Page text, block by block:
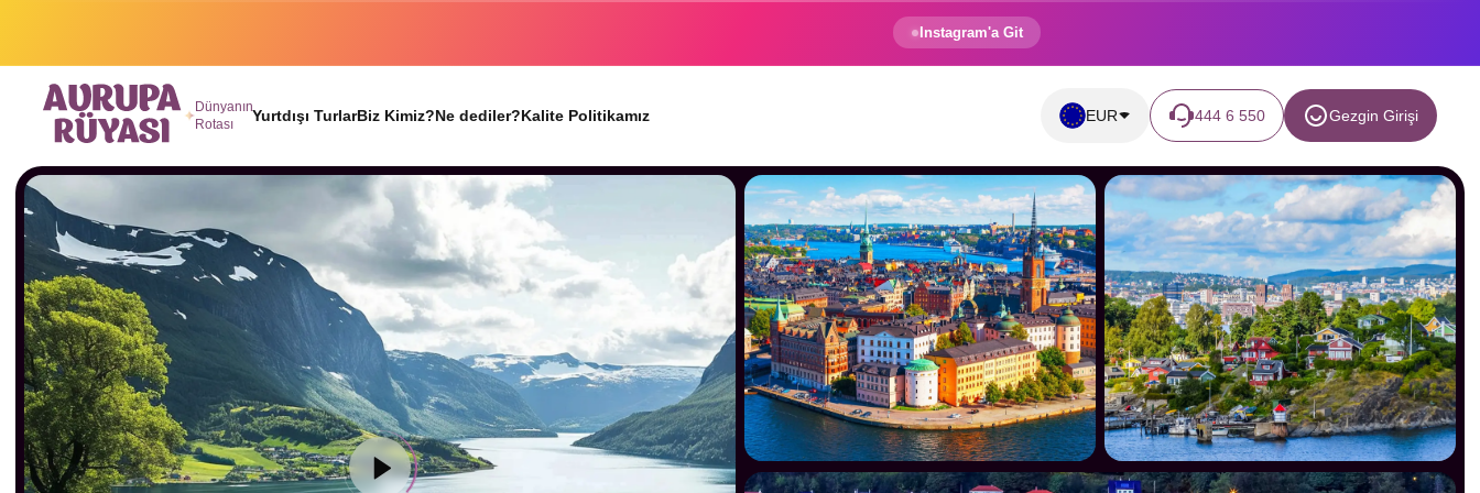
Instagram'a Git
Dünyanın
Rotası
Yurtdışı TurlarBiz Kimiz?Ne dediler?Kalite Politikamız EUR 444 6 550 Gezgin Girişi